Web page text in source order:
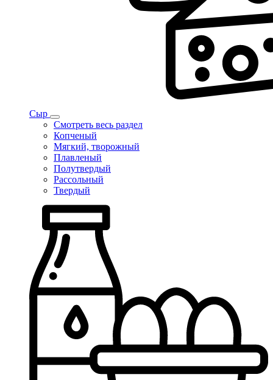
Сыр
Смотреть весь раздел
Копченый
Мягкий, творожный
Плавленый
Полутвердый
Рассольный
Твердый